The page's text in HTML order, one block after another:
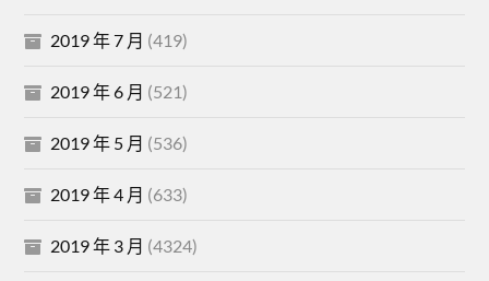
2019 年 7 月 (419)
2019 年 6 月 (521)
2019 年 5 月 (536)
2019 年 4 月 (633)
2019 年 3 月 (4324)